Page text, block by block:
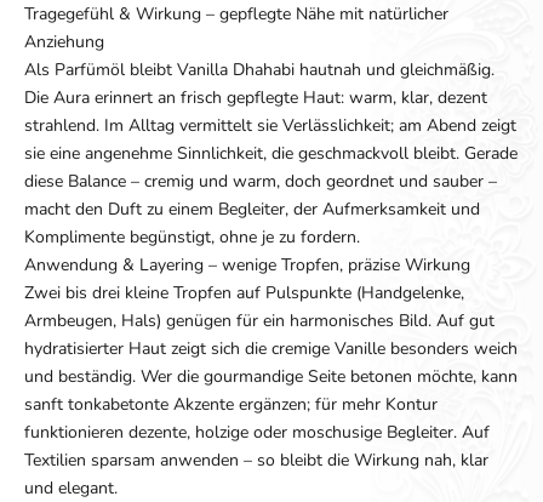
Tragegefühl & Wirkung – gepflegte Nähe mit natürlicher
Anziehung
Als Parfümöl bleibt Vanilla Dhahabi hautnah und gleichmäßig.
Die Aura erinnert an frisch gepflegte Haut: warm, klar, dezent
strahlend. Im Alltag vermittelt sie Verlässlichkeit; am Abend zeigt
sie eine angenehme Sinnlichkeit, die geschmackvoll bleibt. Gerade
diese Balance – cremig und warm, doch geordnet und sauber –
macht den Duft zu einem Begleiter, der Aufmerksamkeit und
Komplimente begünstigt, ohne je zu fordern.
Anwendung & Layering – wenige Tropfen, präzise Wirkung
Zwei bis drei kleine Tropfen auf Pulspunkte (Handgelenke,
Armbeugen, Hals) genügen für ein harmonisches Bild. Auf gut
hydratisierter Haut zeigt sich die cremige Vanille besonders weich
und beständig. Wer die gourmandige Seite betonen möchte, kann
sanft tonkabetonte Akzente ergänzen; für mehr Kontur
funktionieren dezente, holzige oder moschusige Begleiter. Auf
Textilien sparsam anwenden – so bleibt die Wirkung nah, klar
und elegant.